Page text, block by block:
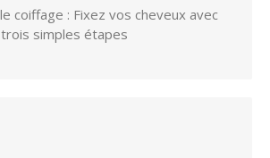
coiffage : Fixez vos cheveux avec
simples étapes